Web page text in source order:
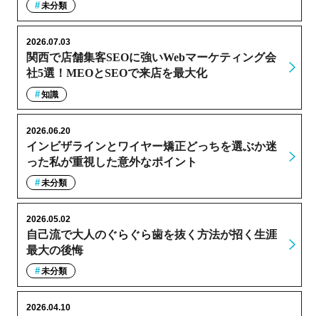
未分類
関西で店舗集客SEOに強いWebマーケティング会
社5選！MEOとSEOで来店を最大化
2026.07.03
知識
インビザラインとワイヤー矯正どっちを選ぶか迷
った私が重視した意外なポイント
2026.06.20
未分類
自己流で大人のぐらぐら歯を抜く方法が招く生涯
最大の後悔
2026.05.02
未分類
2026.04.10